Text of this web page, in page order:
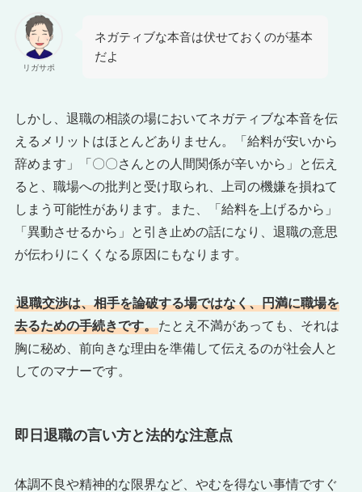
リガサポ
ネガティブな本音は伏せておくのが基本
だよ
しかし、退職の相談の場においてネガティブな本音を伝
えるメリットはほとんどありません。「給料が安いから
辞めます」「〇〇さんとの人間関係が辛いから」と伝え
ると、職場への批判と受け取られ、上司の機嫌を損ねて
しまう可能性があります。また、「給料を上げるから」
「異動させるから」と引き止めの話になり、退職の意思
が伝わりにくくなる原因にもなります。
退職交渉は、相手を論破する場ではなく、円満に職場を
去るための手続きです。たとえ不満があっても、それは
胸に秘め、前向きな理由を準備して伝えるのが社会人と
してのマナーです。
即日退職の言い方と法的な注意点
体調不良や精神的な限界など、やむを得ない事情ですぐ